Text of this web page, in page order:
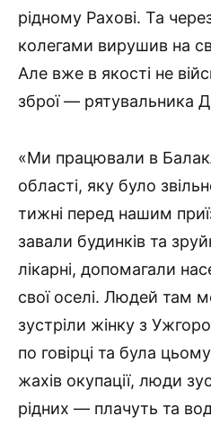
рідному Рахові. Та
колегами вирушив на
Але вже в якості не
зброї — рятувальника
«Ми працювали в
області, яку було
тижні перед нашим
завали будинків та
лікарні, допомагали
свої оселі. Людей там
зустріли жінку з
по говірці та була
жахів окупації, люди
рідних — плачуть та